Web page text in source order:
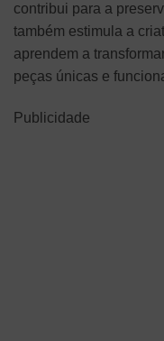
contribui para a
também estimula a
aprendem a
peças únicas e
Publicidade